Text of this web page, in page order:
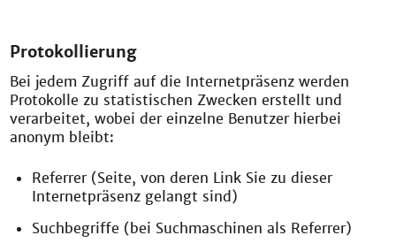
Protokollierung
Bei jedem Zugriff auf die Internetpräsenz werden
Protokolle zu statistischen Zwecken erstellt und
verarbeitet, wobei der einzelne Benutzer hierbei
anonym bleibt:
Referrer (Seite, von deren Link Sie zu dieser
Internetpräsenz gelangt sind)
Suchbegriffe (bei Suchmaschinen als Referrer)